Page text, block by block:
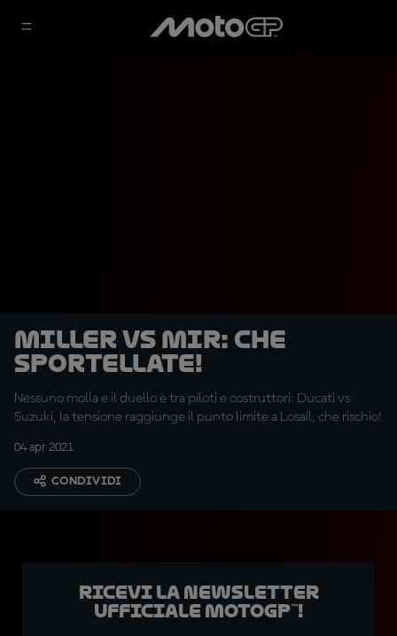
Miller vs Mir: Che
sportellate!
Nessuno molla e il duello è tra piloti e costruttori: Ducati vs
Suzuki, la tensione raggiunge il punto limite a Losail, che rischio!
04 apr 2021
CONDIVIDI
Ricevi la newsletter
ufficiale MotoGP™!